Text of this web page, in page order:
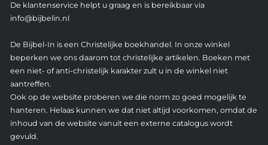
De klantenservice helpt u graag en is bereikbaar via
info@bijbelin.nl
De Bijbel-In is een Christelijke boekhandel. In onze winkel
beperken we ons daarom tot christelijke artikelen. Boeken met
een niet- of anti-christelijk karakter zult u in de winkel niet
aantreffen.
Ook op de website proberen we die norm zo goed mogelijk te
hanteren. Helaas kunnen we dat niet altijd voorkomen, omdat de
inhoud van de website vanuit een externe catalogus wordt
gevuld.